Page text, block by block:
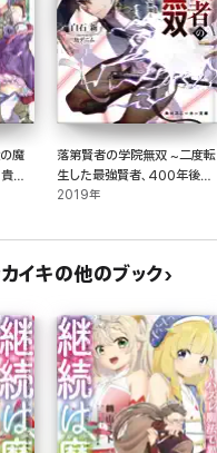
魔
族
ト
落第賢者の学院無双 ~二度転
生した最強賢者、400年後の
世界を魔剣で無双~
2019年
イキの他のブック